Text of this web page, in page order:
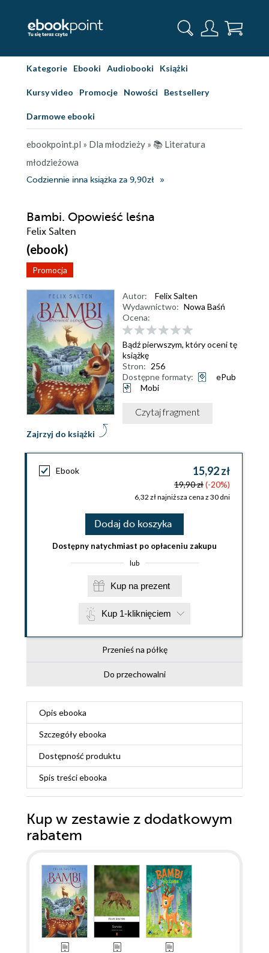
Kategorie Ebooki Audiobooki Książki
Kursy video Promocje Nowości Bestsellery
Darmowe ebooki
ebookpoint.pl » Dla młodzieży » 📚 Literatura
młodzieżowa
Codziennie inna książka za 9,90zł
Bambi. Opowieść leśna
Felix Salten
(ebook)
Promocja
Zajrzyj do książki
Autor:
Felix Salten
Wydawnictwo: Nowa Baśń
Ocena:
Bądź pierwszym, który oceni tę
książkę
Stron: 256
Dostępne formaty:
ePub
Mobi
Czytaj fragment
Ebook 15,92 zł
19,90 zł(-20%)
6,32 zł najniższa cena z 30 dni
Dodaj do koszyka
Dostępny natychmiast po opłaceniu zakupu
lub
Kup na prezent
Kup 1-kliknięciem
Przenieś na półkę
Do przechowalni
Opis ebooka
Szczegółyebooka
Dostępność produktu
Spis treściebooka
Kup w zestawie z dodatkowym
rabatem